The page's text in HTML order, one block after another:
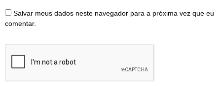
Salvar meus dados neste navegador para a próxima vez que eu
comentar.